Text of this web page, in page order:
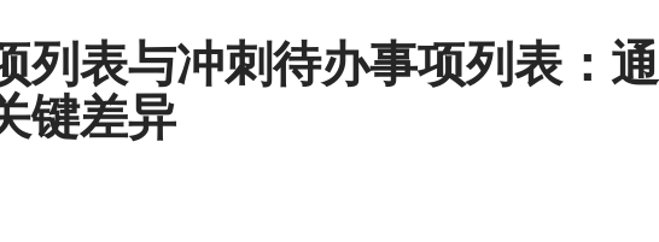
列表与冲刺待办事项列表：通
键差异